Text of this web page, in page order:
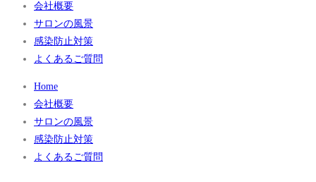
会社概要
サロンの風景
感染防止対策
よくあるご質問
Home
会社概要
サロンの風景
感染防止対策
よくあるご質問